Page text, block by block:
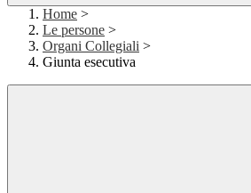
Home >
Le persone >
Organi Collegiali >
Giunta esecutiva